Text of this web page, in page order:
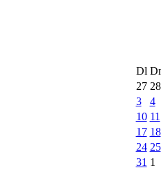
Dl
27 28
3
4
10 11
17 18
24 25
31 1